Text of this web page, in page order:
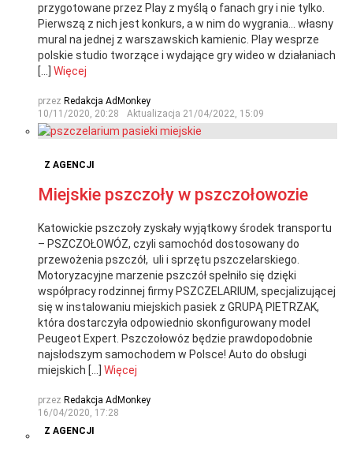
przygotowane przez Play z myślą o fanach gry i nie tylko.
Pierwszą z nich jest konkurs, a w nim do wygrania… własny
mural na jednej z warszawskich kamienic. Play wesprze
polskie studio tworzące i wydające gry wideo w działaniach
[…] Więcej
przez Redakcja AdMonkey
10/11/2020, 20:28
Aktualizacja 21/04/2022, 15:09
Z AGENCJI
Miejskie pszczoły w pszczołowozie
Katowickie pszczoły zyskały wyjątkowy środek transportu
– PSZCZOŁOWÓZ, czyli samochód dostosowany do
przewożenia pszczół, uli i sprzętu pszczelarskiego.
Motoryzacyjne marzenie pszczół spełniło się dzięki
współpracy rodzinnej firmy PSZCZELARIUM, specjalizującej
się w instalowaniu miejskich pasiek z GRUPĄ PIETRZAK,
która dostarczyła odpowiednio skonfigurowany model
Peugeot Expert. Pszczołowóz będzie prawdopodobnie
najsłodszym samochodem w Polsce! Auto do obsługi
miejskich […] Więcej
przez Redakcja AdMonkey
16/04/2020, 17:28
Z AGENCJI